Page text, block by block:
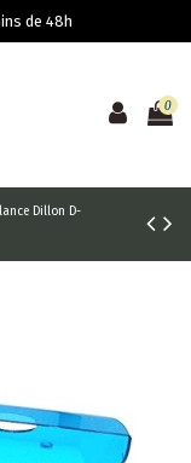
de 48h
0
Dillon D-